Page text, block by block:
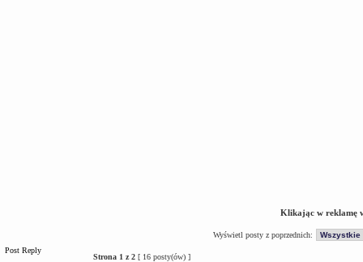
Klikając w reklamę
Wyświetl posty z poprzednich:
Post Reply
Strona 1 z2 [ 16 posty(ów) ]